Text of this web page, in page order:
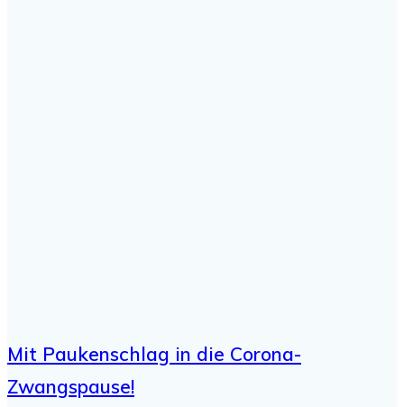
Mit Paukenschlag in die Corona-
Zwangspause!